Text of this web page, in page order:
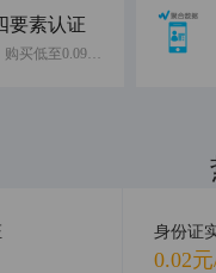
要素认证
免费10次，购买低至0.09元/次
身份证
0.02